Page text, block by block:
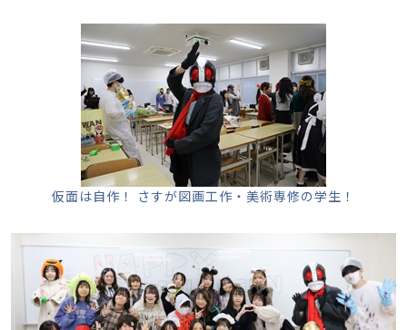
仮面は自作！ さすが図画工作・美術専修の学生！